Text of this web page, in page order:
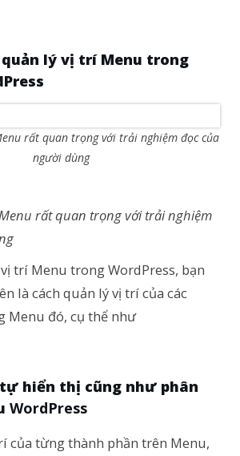
lý vị trí Menu trong
rất quan trọng với trải nghiệm đọc của
người dùng
rất quan trọng với trải nghiệm
trí Menu trong WordPress, bạn
là cách quản lý vị trí của các
Menu đó, cụ thể như
hiển thị cũng như phân
WordPress
của từng thành phần trên Menu,